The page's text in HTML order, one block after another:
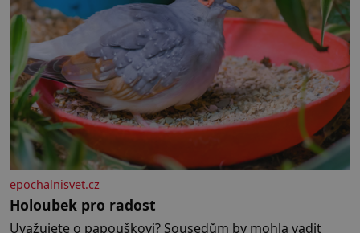
epochalnisvet.cz
Holoubek pro radost
Uvažujete o papouškovi? Sousedům by mohla vadit